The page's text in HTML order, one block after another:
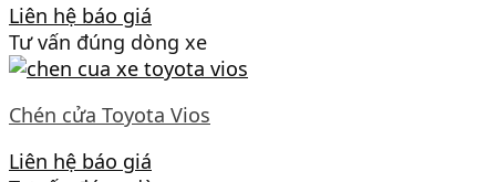
Liên hệ báo giá
Tư vấn đúng dòng xe
Chén cửa Toyota Vios
Liên hệ báo giá